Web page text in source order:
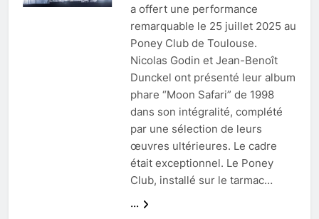
a offert une performance
remarquable le 25 juillet 2025 au
Poney Club de Toulouse.
Nicolas Godin et Jean-Benoît
Dunckel ont présenté leur album
phare “Moon Safari” de 1998
dans son intégralité, complété
par une sélection de leurs
œuvres ultérieures. Le cadre
était exceptionnel. Le Poney
Club, installé sur le tarmac…
...